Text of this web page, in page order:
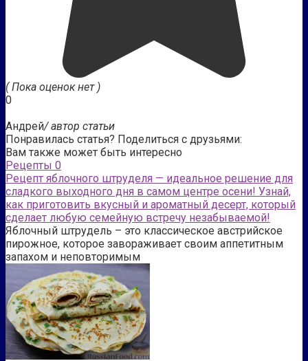
( Пока оценок нет )
0
Андрей/ автор статьи
Понравилась статья? Поделиться с друзьями:
Вам также может быть интересно
Рецепты 0
Рецепт яблочного штруделя — идеальное решение для
сладкого выходного дня в самом центре осени! Узнай,
как приготовить вкусный и ароматный десерт, который
сделает любую семейную встречу незабываемой!
Яблочный штрудель – это классическое австрийское
пирожное, которое завораживает своим аппетитным
запахом и неповторимым